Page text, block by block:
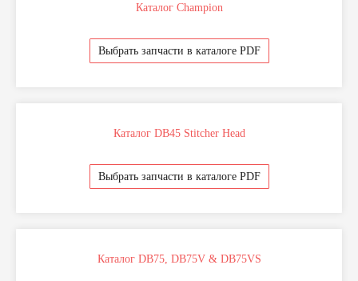
Каталог Champion
Выбрать запчасти в каталоге PDF
Каталог DB45 Stitcher Head
Выбрать запчасти в каталоге PDF
Каталог DB75, DB75V & DB75VS